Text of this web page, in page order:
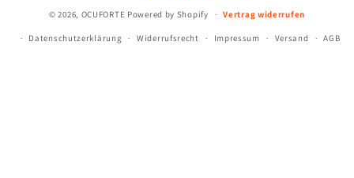
© 2026, OCUFORTE Powered by Shopify Vertrag widerrufen
Datenschutzerklärung Widerrufsrecht Impressum Versand AGB